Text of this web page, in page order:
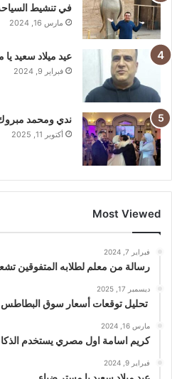
في تنشيط
مارس 16, 2024
عيد ميلاد سعيد
فبراير 9, 2024
ندي ومحمد
أكتوبر 11, 2025
Most Viewed
فبراير 7, 2024
رسالة من معلم لطلابه المتفوقين
ديسمبر 17, 2025
تحليل توقعات أسعار سوق البطاطس في
مارس 16, 2024
كريم اسامة اول مصري يستخدم
فبراير 9, 2024